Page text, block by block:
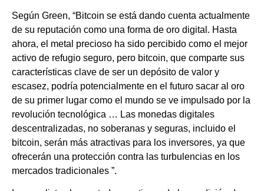
Según Green, “Bitcoin se está dando cuenta actualmente
de su reputación como una forma de oro digital. Hasta
ahora, el metal precioso ha sido percibido como el mejor
activo de refugio seguro, pero bitcoin, que comparte sus
características clave de ser un depósito de valor y
escasez, podría potencialmente en el futuro sacar al oro
de su primer lugar como el mundo se ve impulsado por la
revolución tecnológica … Las monedas digitales
descentralizadas, no soberanas y seguras, incluido el
bitcoin, serán más atractivas para los inversores, ya que
ofrecerán una protección contra las turbulencias en los
mercados tradicionales ”.